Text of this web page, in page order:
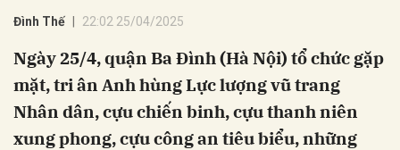
Đình Thế 22:02 25/04/2025
Ngày 25/4, quận Ba Đình (Hà Nội) tổ chức gặp
mặt, tri ân Anh hùng Lực lượng vũ trang
Nhân dân, cựu chiến binh, cựu thanh niên
xung phong, cựu công an tiêu biểu, những